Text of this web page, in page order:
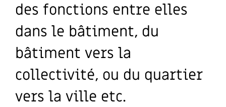
des fonctions entre elles
dans le bâtiment, du
bâtiment vers la
collectivité, ou du quartier
vers la ville etc.